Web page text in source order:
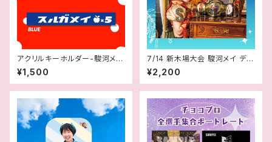
アクリルキーホルダー-駿河メイ
5周年記念
¥1,500
7/14 新木場大会 駿河メイ デジ
タル版ポートレート
¥2,200